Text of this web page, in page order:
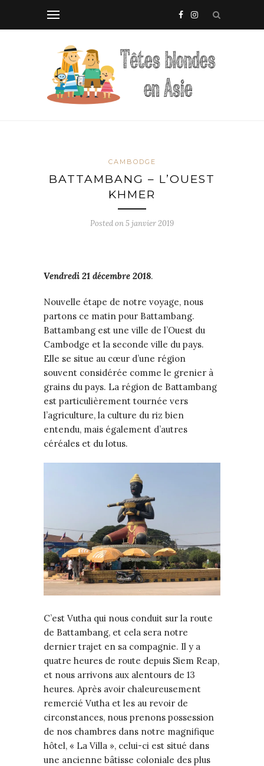
CAMBODGE
BATTAMBANG – L’OUEST
KHMER
Posted on5 janvier 2019
Vendredi 21 décembre 2018.
Nouvelle étape de notre voyage, nous
partons ce matin pour Battambang.
Battambang est une ville de l’Ouest du
Cambodge et la seconde ville du pays.
Elle se situe au cœur d’une région
souvent considérée comme le grenier à
grains du pays. La région de Battambang
est particulièrement tournée vers
l’agriculture, la culture du riz bien
entendu, mais également d’autres
céréales et du lotus.
C’est Vutha qui nous conduit sur la route
de Battambang, et cela sera notre
dernier trajet en sa compagnie. Il y a
quatre heures de route depuis Siem Reap,
et nous arrivons aux alentours de 13
heures. Après avoir chaleureusement
remercié Vutha et les au revoir de
circonstances, nous prenons possession
de nos chambres dans notre magnifique
hôtel, « La Villa », celui-ci est situé dans
une ancienne bâtisse coloniale des plus